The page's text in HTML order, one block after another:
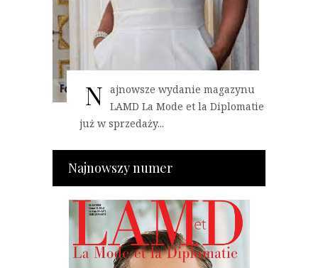
N ajnowsze wydanie magazynu
LAMD La Mode et la Diplomatie
już w sprzedaży...
Najnowszy numer